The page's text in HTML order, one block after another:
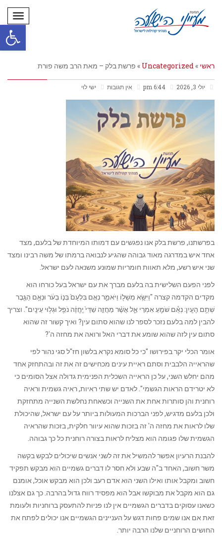
פתח
ראשי »
Uncategorized
» פרשת בלק – מאת הרב משה פורת
יולי 3, 2026 אין תגובות ישי לוי
בפרשתנו, פרשת בלק אנו נפגשים עם דמותו המיוחדת של בלעם, מצד
אחד איש במדרגה מאוד גבוהה שהגיע לנבואה ברמתו של משה רבינו ומצד
שני איש רשע, מלא תאוות חומריות שמוּנע משנאה לעם ישראל.
לפני הפעם השלישית בה בלעם מברך את עם ישראל בעל כורחו הוא
מקדים הקדמה קצרה "וַיִּשָּׂ֥א מְשָׁל֖וֹ וַיֹּאמַ֑ר נְאֻ֤ם בִּלְעָם֙ בְּנ֣וֹ בְעֹ֔ר וּנְאֻ֥ם הַגֶּ֖בֶר
שְׁתֻ֥ם הָעָֽיִן: נְאֻ֕ם שֹׁמֵ֖עַ אִמְרֵי אֵ֑ל אֲשֶׁ֨ר מַחֲזֵ֤ה שַׁדַּי֙ יֶֽחֱזֶ֔ה נֹפֵ֖ל וּגְל֥וּי עֵינָֽיִם". וצריך
להבין למה בלעם נזכר לספר לנו שהוא סתום עין? ואיך קשור זה שהוא
סתום עין לזה שהוא שומע את דברי האל ורואה את מחזה ה'?
אומר הכלי יקר בפירושו "כי כל סומא נקרא בלשון חז"ל סגי נהור לפי
שהראייה הלבבית וסתם ראיית עינים מכחישים זה את זה ובהתחזק אחד
מהם יחלש השני, על כן הראייה השכלית הפנימית גדולה אצל הסומים כי
לא יטרידם הראות הגשמי". לאדם יש שתי ראיות, ראיה גשמית וראיה
רוחנית והן סותרות אחת את השנייה וכשאחת נחלשת השנייה מתחזקת
ולכן בלעם מדגיש, לפני הברכות המעולות ביותר על עם ישראל, שהיכולת
שלו לראות את מחזה ה' זה בזכות שהוא עיוור חלקית, בזכות שהראיה
הגשמית שלו פגומה הוא מצליח לראות בצורה רוחנית כל כך גבוהה.
להבנת הרעיון אפשר להמשיל את זה לשני אנשים שיכולים לבקש בקשה
משר חשוב, האחד ב"ה שבע ולא חסר לו דברים גשמיים הוא מבקש תפקיד
חשוב ומקבל אותו ואילו השני הוא אדם רעב ולכן הוא מבקש אוכל, אומנם
גם הוא מקבל את מבוקשו אבל הוא מפסיד רווח גדול בהרבה. כך גם אצלנו
כשאנו עסוקים בדברים הגשמיים אין לנו פניוּת להתעסק ברוחניות ולעומת
זאת אם אנו שמים פחות דגש על העניינים הגשמיים אנו יכולים לפתח את
החושים הרוחניים שלנו הרבה יותר.